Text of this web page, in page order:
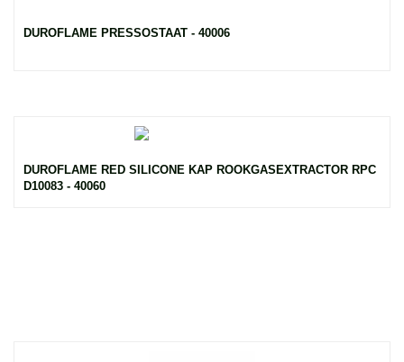
DUROFLAME PRESSOSTAAT - 40006
DUROFLAME RED SILICONE KAP ROOKGASEXTRACTOR RPC
D10083 - 40060